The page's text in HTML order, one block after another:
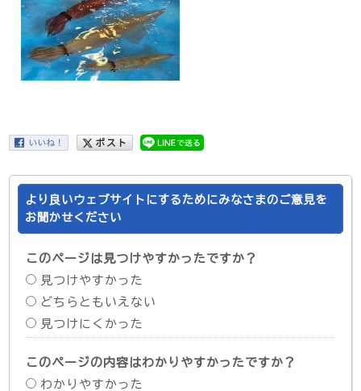
より良いウェブサイトにするためにみなさまのご意見を
お聞かせください
このページは見つけやすかったですか？
見つけやすかった
どちらともいえない
見つけにくかった
このページの内容はわかりやすかったですか？
わかりやすかった